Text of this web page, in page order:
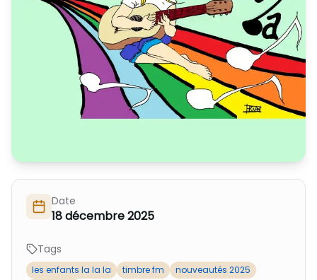
Nous rejoindre : Participer
Les créations des Ateliers
Nos prestations
Nous Soutenir / Adhérer
Exprime ton soutien
La newsletter
Date
18 décembre 2025
Tags
les enfants la la la timbre fm
nouveautés 2025